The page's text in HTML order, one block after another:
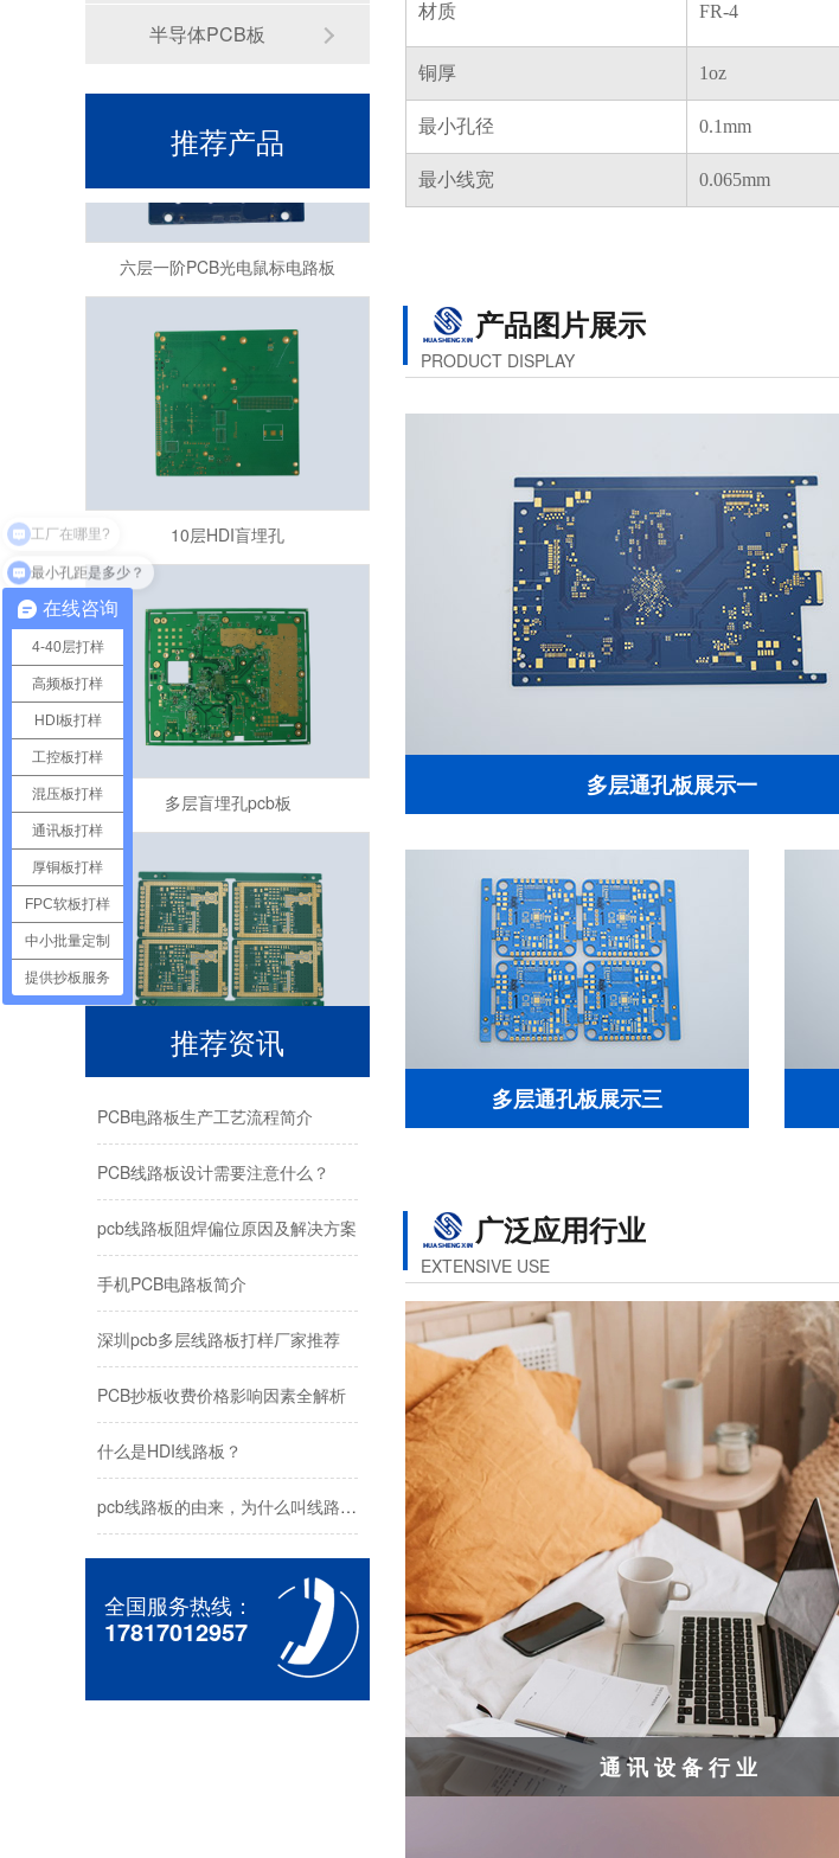
材质 FR-4
铜厚 1oz
最小孔径 0.1mm
最小线宽 0.065mm
产品图片展示
PRODUCT DISPLAY
多层通孔板展示一
多层通孔板展示三
广泛应用行业
EXTENSIVE USE
通讯设备行业
半导体PCB板
推荐产品
六层一阶PCB光电鼠标电路板
罗杰斯高频PCB板
六层一阶PCB光电鼠标电路板
10层HDI盲埋孔
推荐资讯
PCB电路板生产工艺流程简介
PCB线路板设计需要注意什么？
pcb线路板阻焊偏位原因及解决方案
手机PCB电路板简介
深圳pcb多层线路板打样厂家推荐
PCB抄板收费价格影响因素全解析
什么是HDI线路板？
pcb线路板的由来，为什么叫线路板？
全国服务热线：
17817012957
在线咨询
4-40层打样
高频板打样
HDI板打样
工控板打样
混压板打样
通讯板打样
厚铜板打样
FPC软板打样
中小批量定制
提供抄板服务
最小孔距是多少？